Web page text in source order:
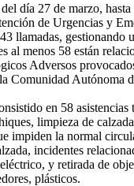
día 27 de marzo,
de Urgencias y
llamadas, gestionando
al menos 58 están
Adversos
Comunidad Autónoma
en 58 asistencias
limpieza de
impiden la normal
incidentes
y retirada de
plásticos.